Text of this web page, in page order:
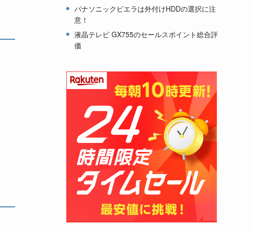
パナソニックビエラは外付けHDDの選択に注
意！
液晶テレビ GX755のセールスポイント総合評
価